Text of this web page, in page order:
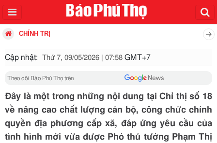
CHÍNH TRỊ
Cập nhật: Thứ 7, 09/05/2026 | 07:58 GMT+7
Theo dõi Báo Phú Thọ trên
Đây là một trong những nội dung tại Chỉ thị số 18
về nâng cao chất lượng cán bộ, công chức chính
quyền địa phương cấp xã, đáp ứng yêu cầu của
tình hình mới vừa được Phó thủ tướng Phạm Thị